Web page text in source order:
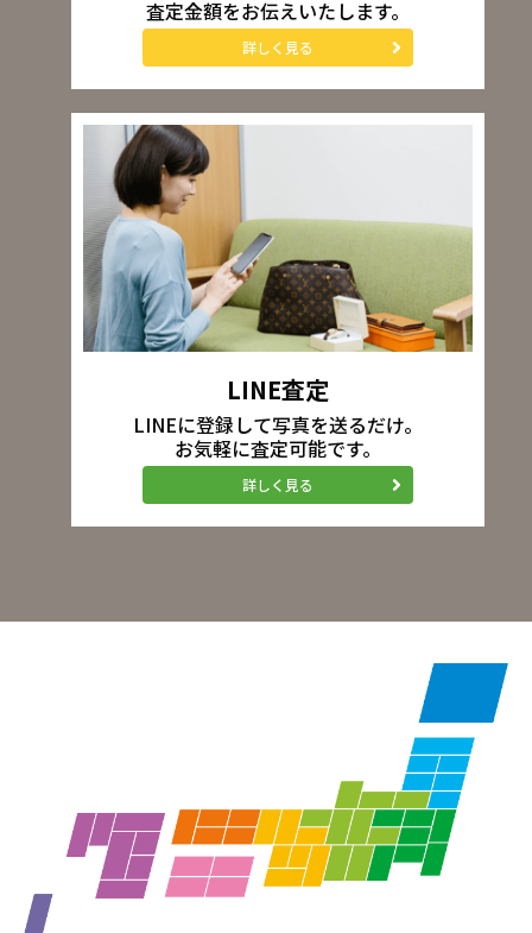
査定金額をお伝えいたします。
詳しく見る
LINE査定
LINEに登録して写真を送るだけ。
お気軽に査定可能です。
詳しく見る